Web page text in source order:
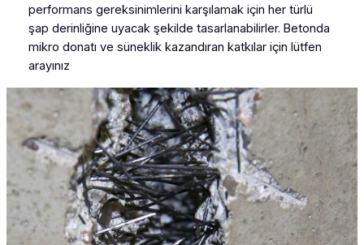
performans gereksinimlerini karşılamak için her türlü
şap derinliğine uyacak şekilde tasarlanabilirler. Betonda
mikro donatı ve süneklik kazandıran katkılar için lütfen
arayınız